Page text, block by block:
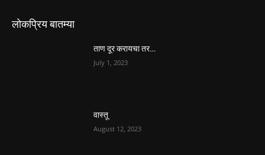
लोकप्रिय बातम्या
ताण दूर करायचा तर…
July 1, 2023
वास्तू
August 12, 2023